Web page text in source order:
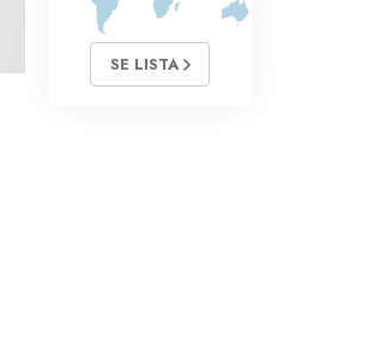
i public relations
SE LISTA